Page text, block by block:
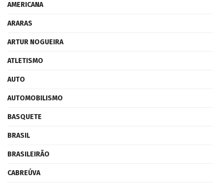
AMERICANA
ARARAS
ARTUR NOGUEIRA
ATLETISMO
AUTO
AUTOMOBILISMO
BASQUETE
BRASIL
BRASILEIRÃO
CABREÚVA